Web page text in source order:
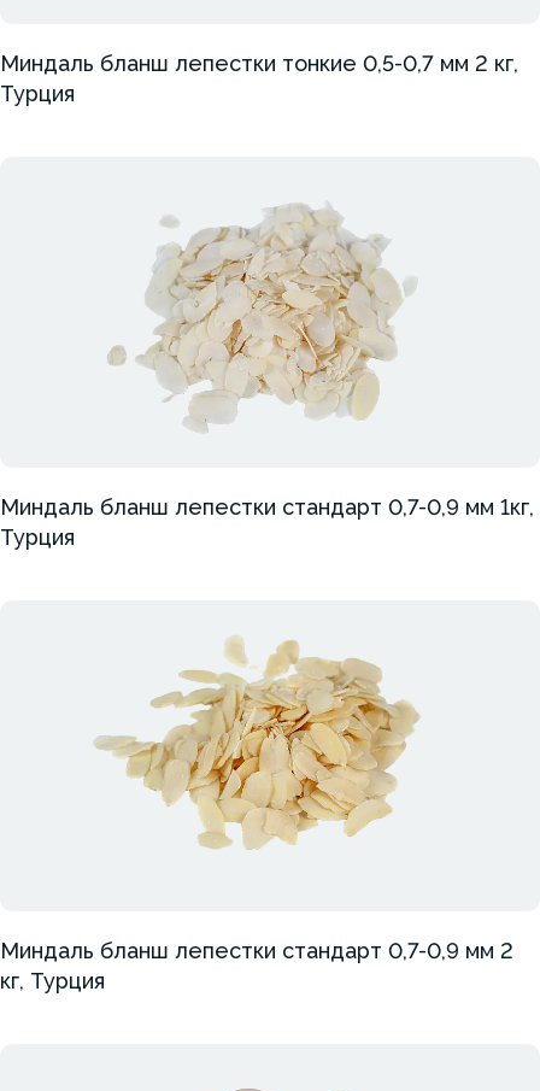
Миндаль бланш лепестки тонкие 0,5-0,7 мм 2 кг,
Турция
Миндаль бланш лепестки стандарт 0,7-0,9 мм 1кг,
Турция
Миндаль бланш лепестки стандарт 0,7-0,9 мм 2
кг, Турция